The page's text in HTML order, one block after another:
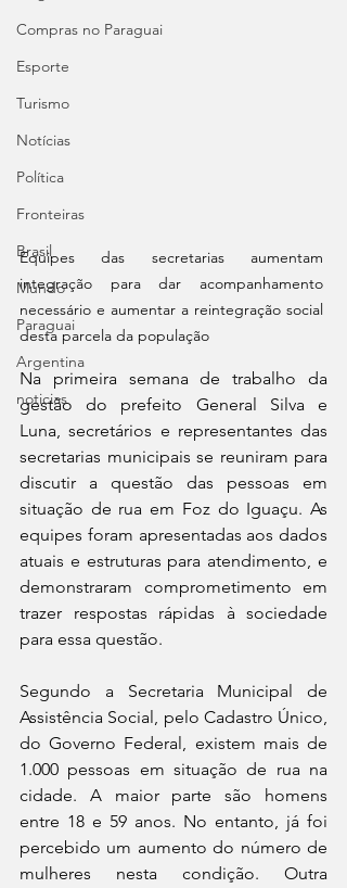
Compras no Paraguai
Esporte
Turismo
Notícias
Política
Fronteiras
Brasil
Mundo
Paraguai
Argentina
noticias
Equipes das secretarias aumentam
integração para dar acompanhamento
necessário e aumentar a reintegração social
desta parcela da população
Na primeira semana de trabalho da
gestão do prefeito General Silva e
Luna, secretários e representantes das
secretarias municipais se reuniram para
discutir a questão das pessoas em
situação de rua em Foz do Iguaçu. As
equipes foram apresentadas aos dados
atuais e estruturas para atendimento, e
demonstraram comprometimento em
trazer respostas rápidas à sociedade
para essa questão.
Segundo a Secretaria Municipal de
Assistência Social, pelo Cadastro Único,
do Governo Federal, existem mais de
1.000 pessoas em situação de rua na
cidade. A maior parte são homens
entre 18 e 59 anos. No entanto, já foi
percebido um aumento do número de
mulheres nesta condição. Outra